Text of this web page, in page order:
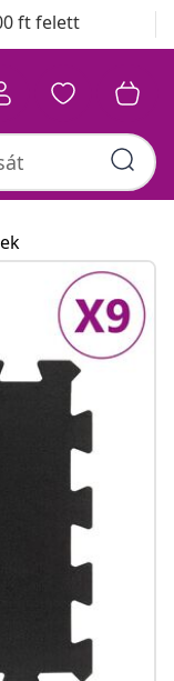
ft felett